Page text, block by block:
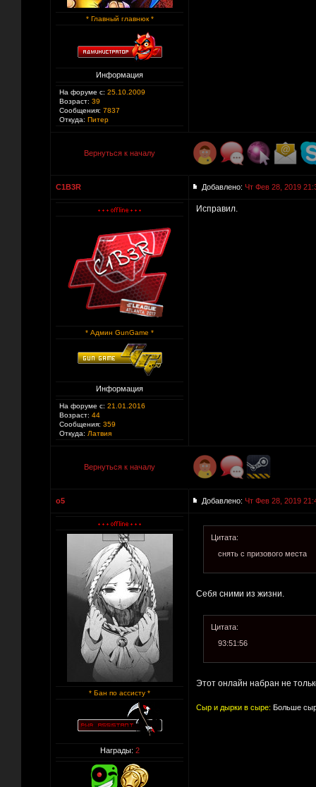
* Главный главнюк *
Информация
На форуме с: 25.10.2009
Возраст: 39
Сообщения: 7837
Откуда: Питер
Вернуться к началу
C1B3R Добавлено: Чт Фев 28, 2019
* Админ GunGame *
Информация
На форуме с: 21.01.2016
Возраст: 44
Сообщения: 359
Откуда: Латвия
Исправил.
Вернуться к началу
o5 Добавлено: Чт Фев 28, 2019
* Бан по ассисту *
Награды: 2
Цитата:
снять с призового места
Себя сними из жизни.
Цитата:
93:51:56
Этот онлайн набран не
Сыр и дырки в сыре: Больше